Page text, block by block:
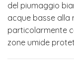
del piumaggio
acque basse alla
particolarmente
zone umide